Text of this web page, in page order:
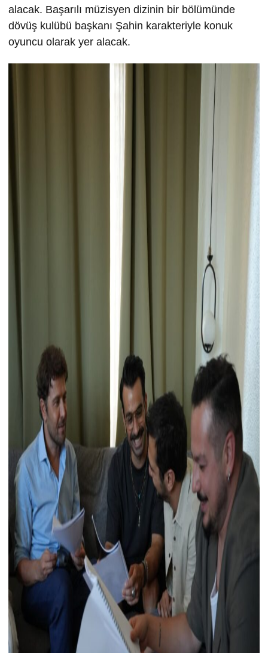
alacak. Başarılı müzisyen dizinin bir bölümünde
dövüş kulübü başkanı Şahin karakteriyle konuk
oyuncu olarak yer alacak.